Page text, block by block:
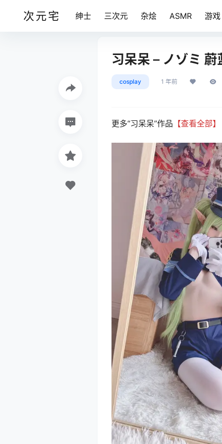
次元宅 绅士 三次元 杂烩 ASMR 游戏
习呆呆 – ノゾミ
cosplay 1 年前
更多“习呆呆”作品 【查看全部】